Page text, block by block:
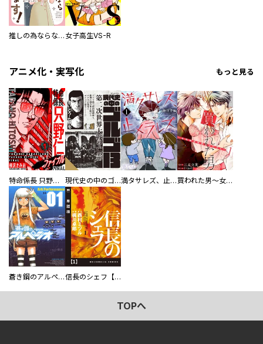
推しの為ならなんでもします！ 女子高生VS-R
アニメ化・実写化 もっと見る
特命係長 只野仁ファイナル 愛蔵版 現代史の中のゴルゴ13 満タサレズ、止メラレズ 買われた男～女性限定快感セラピスト～【描き下ろしおまけ付き特装版】
蒼き鋼のアルペジオ 信長のシェフ【単話版】
TOPへ